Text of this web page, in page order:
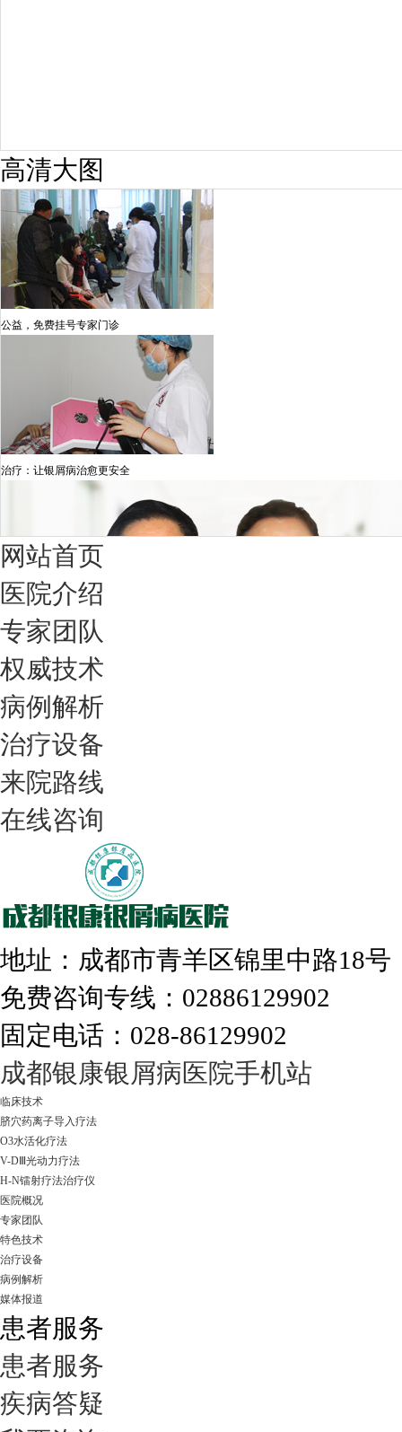
高清大图
公益，免费挂号专家门诊
治疗：让银屑病治愈更安全
我们只治银屑病，我们在成都坐诊
308nm激光：银屑病治疗更高效
走进成都：满足您的治愈需求
网站首页
医院介绍
专家团队
权威技术
病例解析
治疗设备
来院路线
在线咨询
地址：成都市青羊区锦里中路18
免费咨询专线：02886129902
固定电话：028-86129902
成都银康银屑病医院手机站
临床技术
脐穴药离子导入疗法
O3水活化疗法
V-DⅢ光动力疗法
H-N镭射疗法治疗仪
医院概况
专家团队
特色技术
治疗设备
病例解析
媒体报道
患者服务
患者服务
疾病答疑